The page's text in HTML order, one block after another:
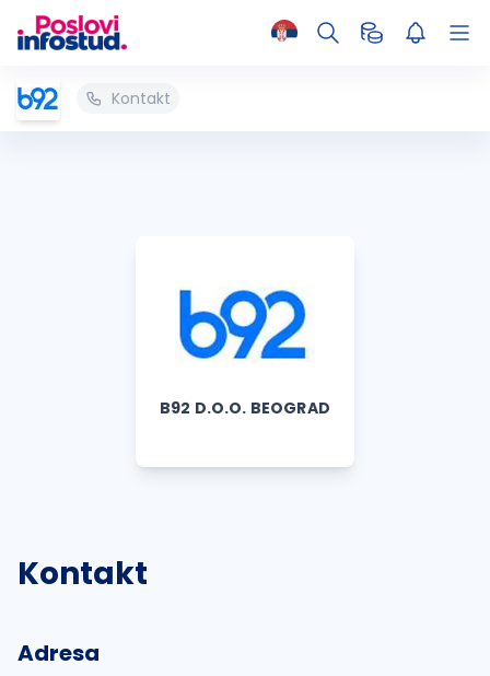
Kontakt
B92 D.O.O. BEOGRAD
Kontakt
Adresa